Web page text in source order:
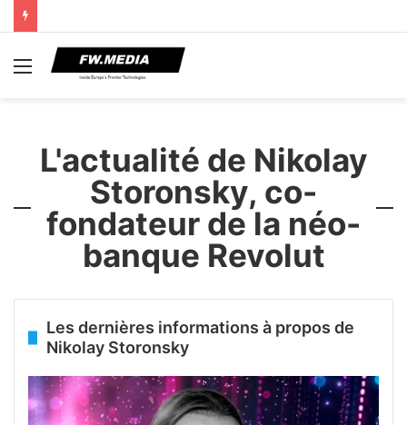
Menu
L'actualité de Nikolay
Storonsky, co-
fondateur de la néo-
banque Revolut
Les dernières informations à propos de
Nikolay Storonsky